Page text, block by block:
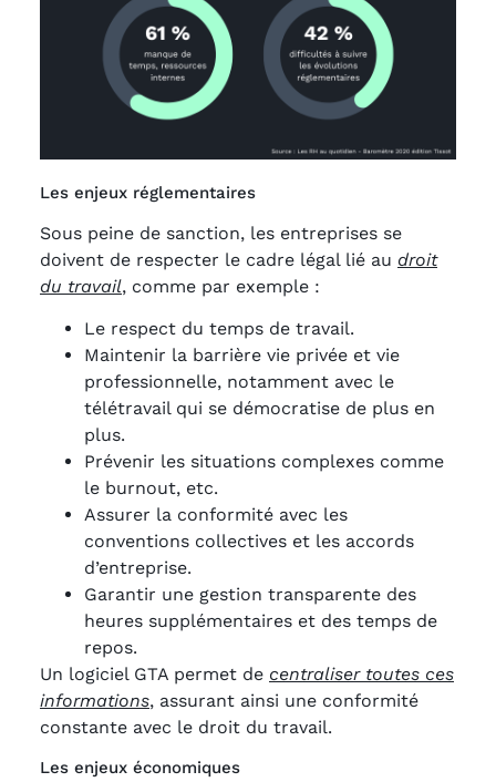
Les enjeux réglementaires
Sous peine de sanction, les entreprises se
doivent de respecter le cadre légal lié au droit
du travail, comme par exemple :
Le respect du temps de travail.
Maintenir la barrière vie privée et vie
professionnelle, notamment avec le
télétravail qui se démocratise de plus en
plus.
Prévenir les situations complexes comme
le burnout, etc.
Assurer la conformité avec les
conventions collectives et les accords
d’entreprise.
Garantir une gestion transparente des
heures supplémentaires et des temps de
repos.
Un logiciel GTA permet de centraliser toutes ces
informations, assurant ainsi une conformité
constante avec le droit du travail.
Les enjeux économiques